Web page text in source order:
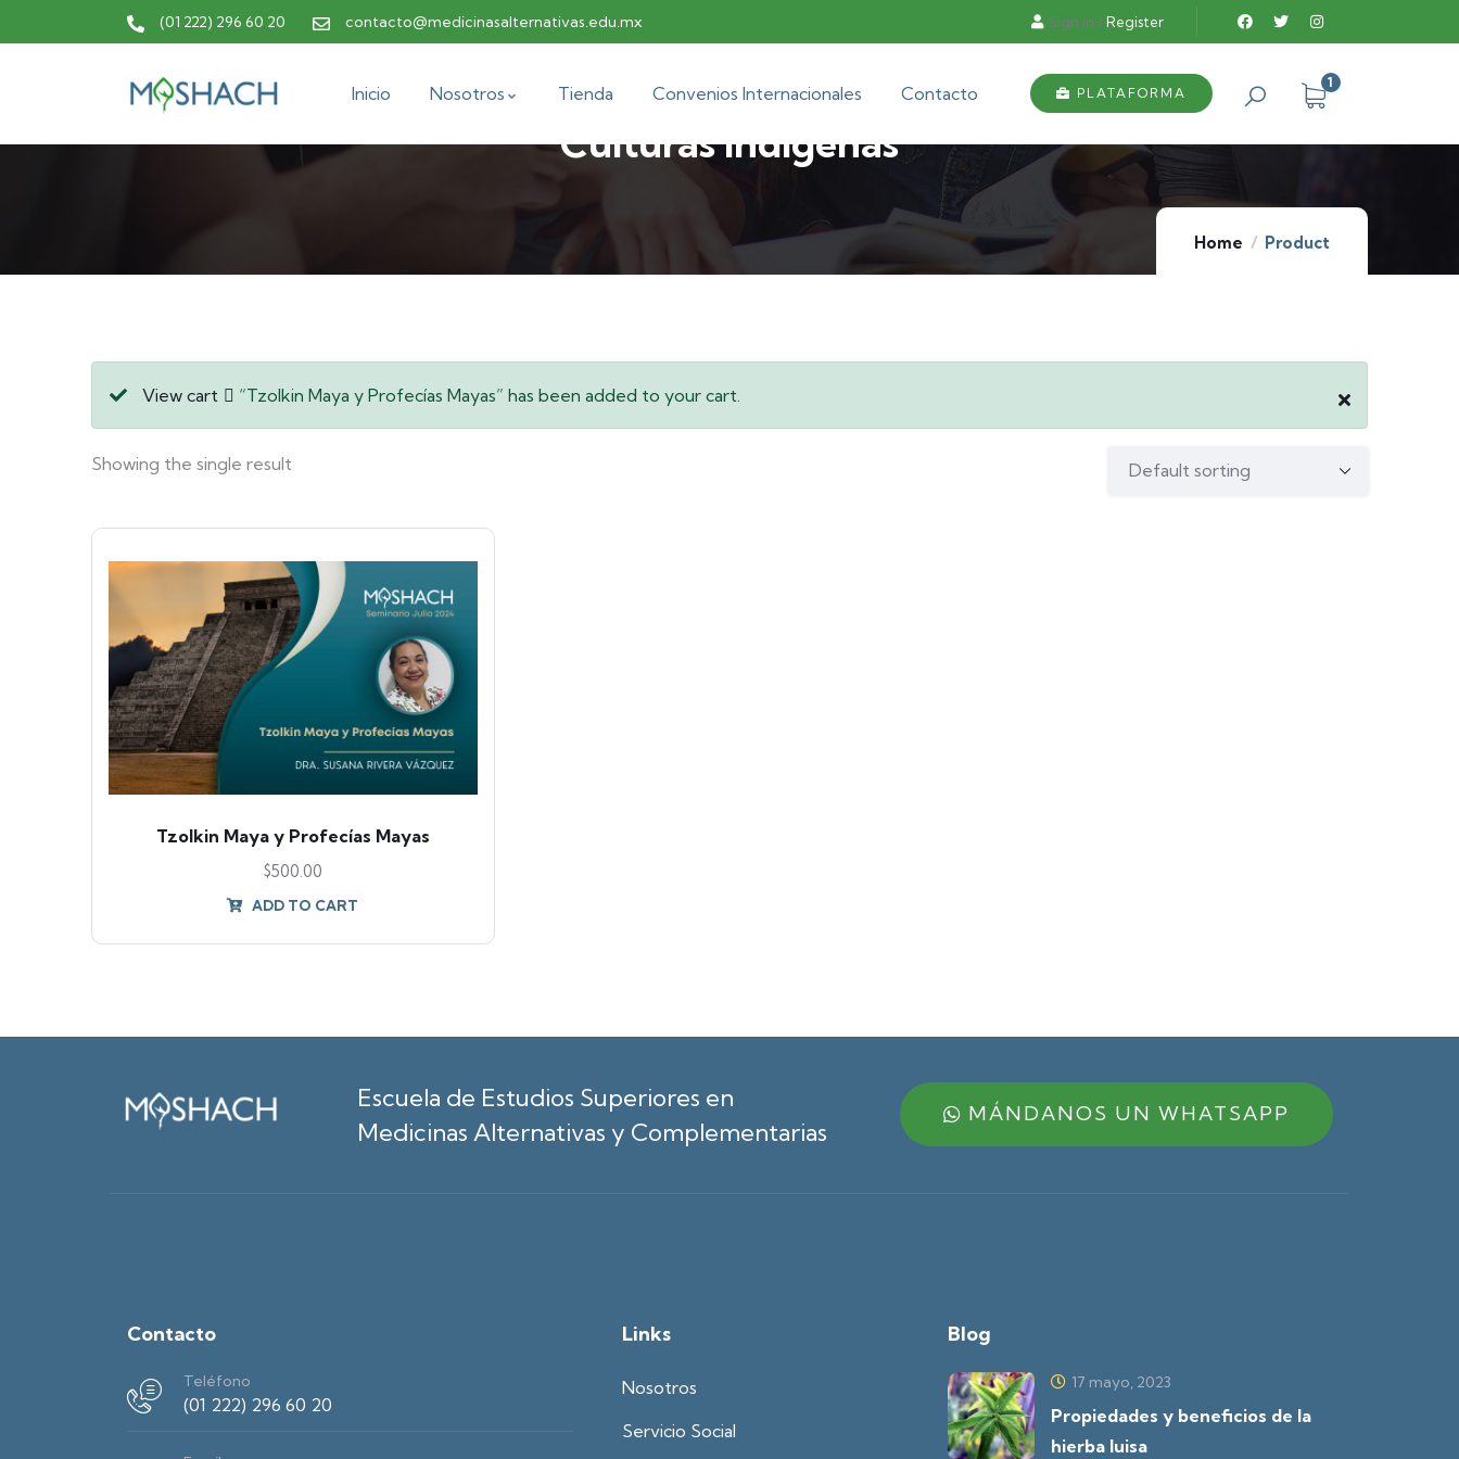
(01 222) 296 60 20 contacto@medicinasalternativas.edu.mx Sign in /Register
Inicio Nosotros Tienda Convenios Internacionales Contacto PLATAFORMA
1
Home Product
Culturas Indígenas
View cart “Tzolkin Maya y Profecías Mayas” has been added to your cart.
Showing the single result
Tzolkin Maya y Profecías Mayas
$500.00
ADD TO CART
Escuela de Estudios Superiores en
Medicinas Alternativas y Complementarias
MÁNDANOS UN WHATSAPP
Contacto
Teléfono
(01 222) 296 60 20
Links
Nosotros
Servicio Social
Blog
17 mayo, 2023
Propiedades y beneficios de la
hierba luisa